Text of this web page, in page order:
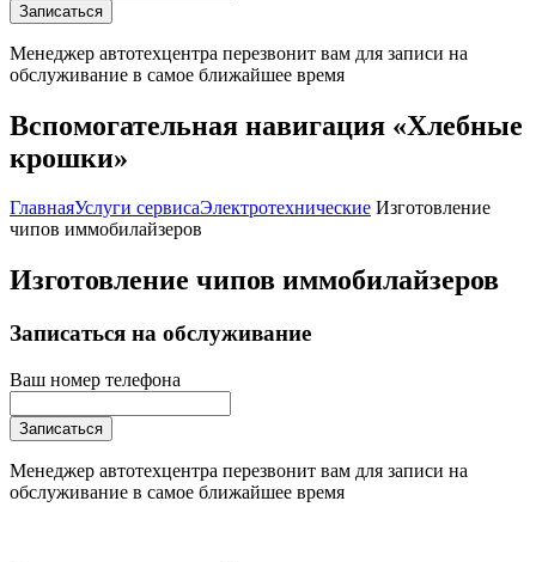
Записаться
Менеджер автотехцентра перезвонит вам для записи на
обслуживание в самое ближайшее время
Вспомогательная навигация «Хлебные
крошки»
ГлавнаяУслуги сервисаЭлектротехнические Изготовление
чипов иммобилайзеров
Изготовление чипов иммобилайзеров
Записаться на обслуживание
Ваш номер телефона
Записаться
Менеджер автотехцентра перезвонит вам для записи на
обслуживание в самое ближайшее время